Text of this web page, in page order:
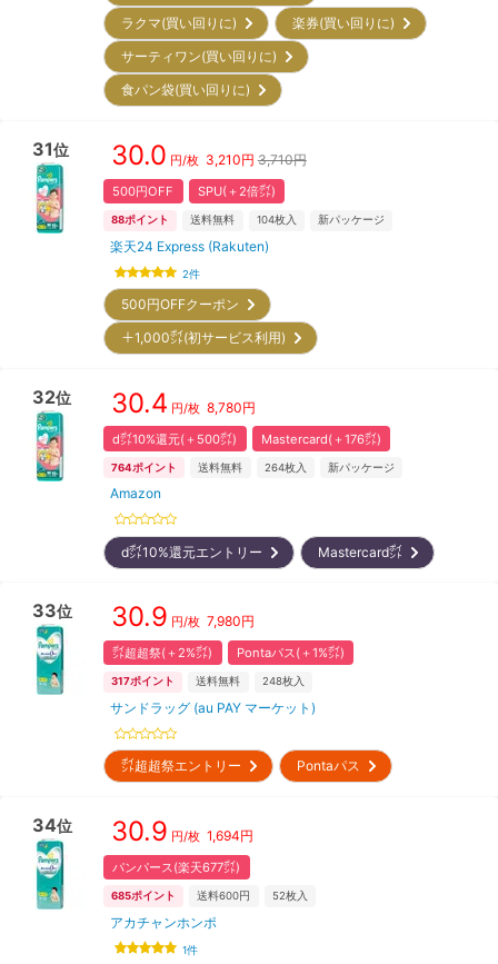
ラクマ(買い回りに)
楽券(買い回りに)
サーティワン(買い回りに)
食パン袋(買い回りに)
31位 30.0 円/枚 3,210円 3,710円
500円OFF SPU(＋2倍㌽)
88ポイント 送料無料 104枚入 新パッケージ
楽天24 Express (Rakuten)
2件
500円OFFクーポン
＋1,000㌽(初サービス利用)
32位 30.4 円/枚 8,780円
d㌽10%還元(＋500㌽) Mastercard(＋176㌽)
764ポイント 送料無料 264枚入 新パッケージ
Amazon
d㌽10%還元エントリー Mastercard㌽
33位 30.9 円/枚 7,980円
㌽超超祭(＋2%㌽) Pontaパス(＋1%㌽)
317ポイント 送料無料 248枚入
サンドラッグ (au PAY マーケット)
㌽超超祭エントリー Pontaパス
34位 30.9 円/枚 1,694円
パンパース(楽天677㌽)
685ポイント 送料600円 52枚入
アカチャンホンポ
1件